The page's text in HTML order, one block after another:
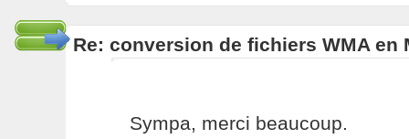
Re: conversion de fichiers WMA en
Sympa, merci beaucoup.